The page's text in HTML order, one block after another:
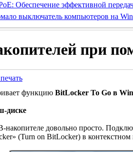
Обеспечение эффективной
выключатель компьютеров на
при
функцию BitLocker To Go в
диске
накопителе довольно просто.
(Turn on BitLocker) в